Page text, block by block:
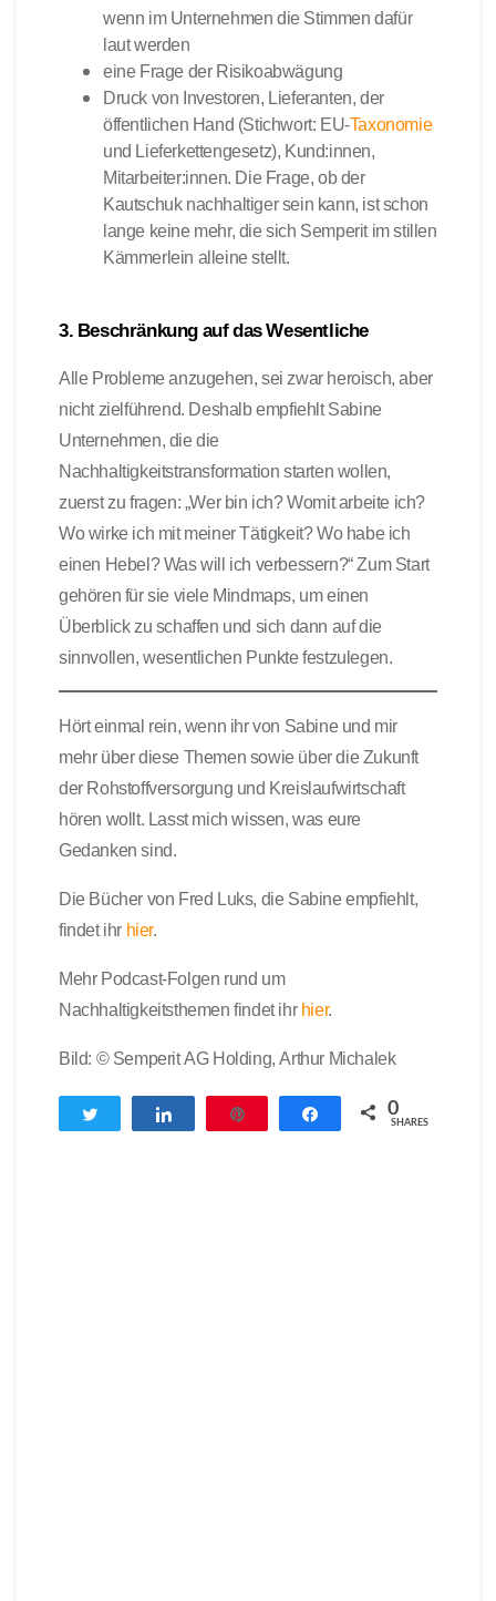
wenn im Unternehmen die Stimmen dafür
laut werden
eine Frage der Risikoabwägung
Druck von Investoren, Lieferanten, der
öffentlichen Hand (Stichwort: EU-Taxonomie
und Lieferkettengesetz), Kund:innen,
Mitarbeiter:innen. Die Frage, ob der
Kautschuk nachhaltiger sein kann, ist schon
lange keine mehr, die sich Semperit im stillen
Kämmerlein alleine stellt.
3. Beschränkung auf das Wesentliche
Alle Probleme anzugehen, sei zwar heroisch, aber
nicht zielführend. Deshalb empfiehlt Sabine
Unternehmen, die die
Nachhaltigkeitstransformation starten wollen,
zuerst zu fragen: „Wer bin ich? Womit arbeite ich?
Wo wirke ich mit meiner Tätigkeit? Wo habe ich
einen Hebel? Was will ich verbessern?“ Zum Start
gehören für sie viele Mindmaps, um einen
Überblick zu schaffen und sich dann auf die
sinnvollen, wesentlichen Punkte festzulegen.
Hört einmal rein, wenn ihr von Sabine und mir
mehr über diese Themen sowie über die Zukunft
der Rohstoffversorgung und Kreislaufwirtschaft
hören wollt. Lasst mich wissen, was eure
Gedanken sind.
Die Bücher von Fred Luks, die Sabine empfiehlt,
findet ihr hier.
Mehr Podcast-Folgen rund um
Nachhaltigkeitsthemen findet ihrhier.
Bild: © Semperit AG Holding, Arthur Michalek
Twittern Teilen 0
SHARES